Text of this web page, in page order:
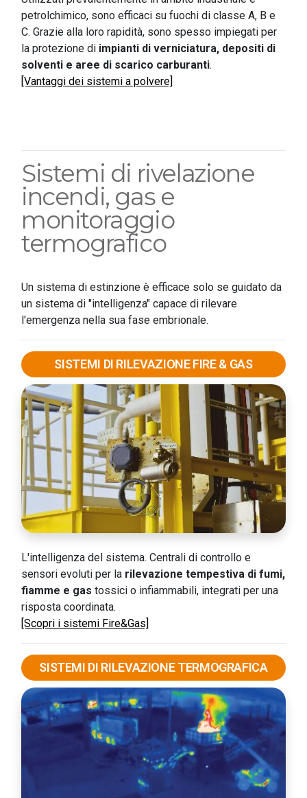
petrolchimico, sono efficaci su fuochi di classe A, B e
C. Grazie alla loro rapidità, sono spesso impiegati per
la protezione di impianti di verniciatura, depositi di
solventi e aree di scarico carburanti.
[Vantaggi dei sistemi a polvere]
Sistemi di rivelazione
incendi, gas e
monitoraggio
termografico
Un sistema di estinzione è efficace solo se guidato da
un sistema di "intelligenza" capace di rilevare
l'emergenza nella sua fase embrionale.
SISTEMI DI RILEVAZIONE FIRE & GAS
L'intelligenza del sistema. Centrali di controllo e
sensori evoluti per la rilevazione tempestiva di fumi,
fiamme e gas tossici o infiammabili, integrati per una
risposta coordinata.
[Scopri i sistemi Fire&Gas]
SISTEMI DI RILEVAZIONE TERMOGRAFICA